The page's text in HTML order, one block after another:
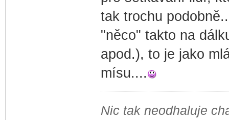
tak trochu
"něco" takto na
apod.), to je jako
mísu....
Nic tak neodhaluje